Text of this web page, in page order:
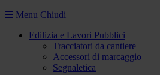
Menu Chiudi
Edilizia e Lavori Pubblici
Tracciatori da cantiere
Accessori di marcaggio
Segnaletica